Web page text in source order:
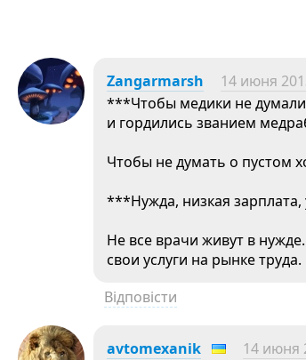
Zangarmarsh 14 июня
***Чтобы медики не думали
и гордились званием
Чтобы не думать о пустом
***Нужда, низкая зарплата,
Не все врачи живут в
свои услуги на рынке труда.
Відповісти
avtomexanik 14 июня